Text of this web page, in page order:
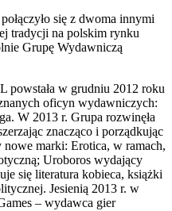
się z dwoma innymi
tradycji na polskim rynku
Grupę Wydawniczą
powstała w grudniu 2012 roku
oficyn wydawniczych:
W 2013 r. Grupa rozwinęła
znacząco i porządkując
nowe marki: Erotica, w ramach,
Uroboros wydający
się literatura kobieca, książki
Jesienią 2013 r. w
– wydawca gier